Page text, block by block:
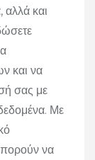
αλλά και
και να
σας με
Με
να